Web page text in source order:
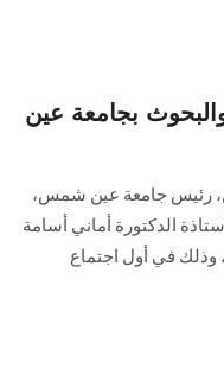
بجامعة عين
رئيس جامعة عين شمس،
الدكتورة أماني أسامة
وذلك في أول اجتماع